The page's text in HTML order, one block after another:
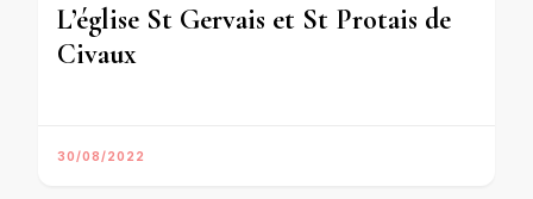
L’église St Gervais et St Protais de
Civaux
30/08/2022